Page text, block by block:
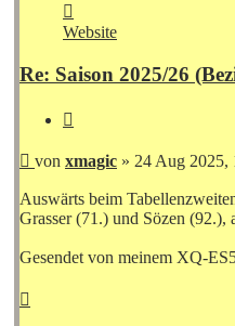
von
xmagic
Website
Re: Saison 2025/26
Beitrag
von xmagic » 24 Aug 2025,
Auswärts beim
Grasser (71.) und Sözen (92.),
Gesendet von meinem XQ-